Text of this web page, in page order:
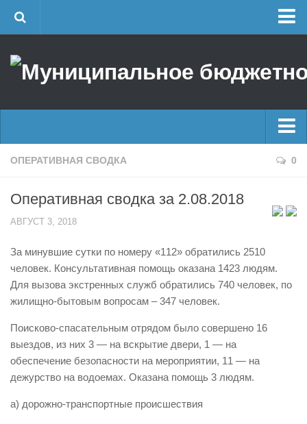
Об учреждении
Районные УГЗ
Поисково-спасательный отряд г. Уфы
Центр размещения пострадавших
Отчеты о реализации муниципальных программ
Документы
История
Виды деятельности
Обслуживание опасных производственных объектов
Главные новости
Оперативная сводка
Половодье
ОПЕРАТИВНАЯ СВОДКА 0
Оперативная сводка за 2.08.2018
АВГУСТ 3, 2018
За минувшие сутки по номеру «112» обратились 2510
человек. Консультативная помощь оказана 1423 людям.
Для вызова экстренных служб обратились 740 человек, по
жилищно-бытовым вопросам – 347 человек.
Поисково-спасательным отрядом было совершено 16
выездов, из них 3 — на вскрытие двери, 1 — на
обеспечение безопасности на мероприятии, 11 — на
дежурство на водоемах. Оказана помощь 3 людям.
а) дорожно-транспортные происшествия